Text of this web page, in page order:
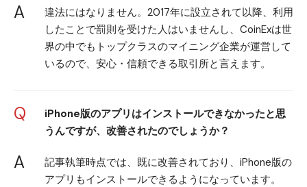
A
違法にはなりません。2017年に設立されて以降、利用
したことで罰則を受けた人はいませんし、CoinExは世
界の中でもトップクラスのマイニング企業が運営して
いるので、安心・信頼できる取引所と言えます。
Q
iPhone版のアプリはインストールできなかったと思
うんですが、改善されたのでしょうか？
A
記事執筆時点では、既に改善されており、iPhone版の
アプリもインストールできるようになっています。